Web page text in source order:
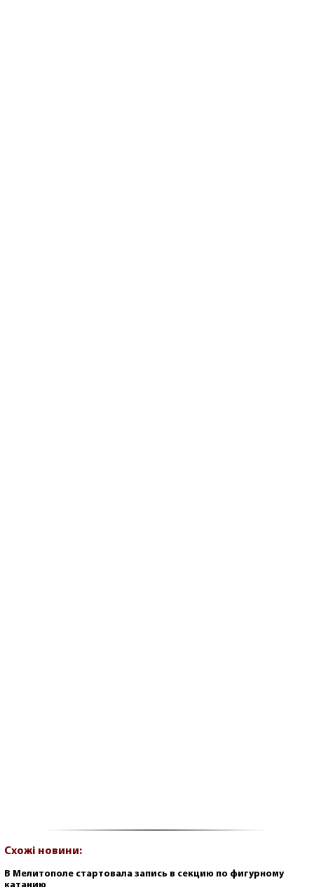
Схожі новини:
В Мелитополе стартовала запись в секцию по фигурному